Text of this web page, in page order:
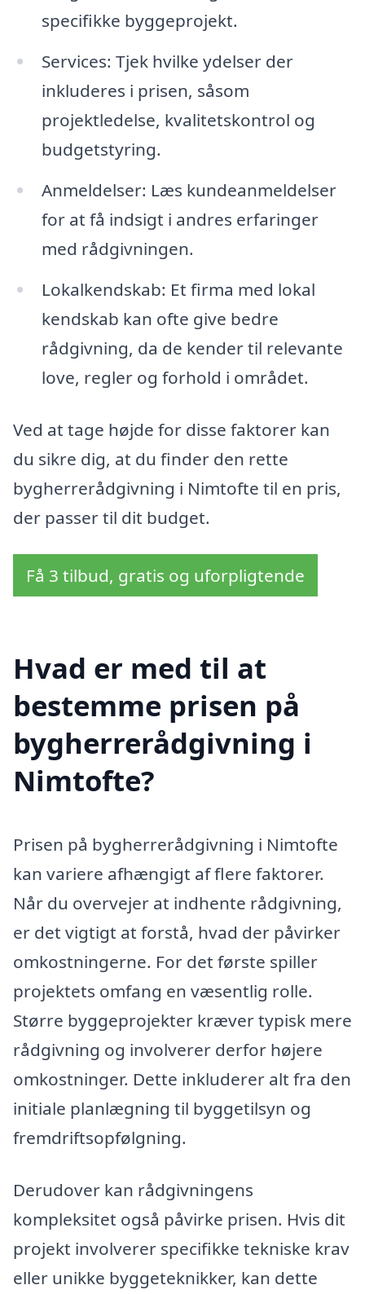
specifikke byggeprojekt.
Services: Tjek hvilke ydelser der
inkluderes i prisen, såsom
projektledelse, kvalitetskontrol og
budgetstyring.
Anmeldelser: Læs kundeanmeldelser
for at få indsigt i andres erfaringer
med rådgivningen.
Lokalkendskab: Et firma med lokal
kendskab kan ofte give bedre
rådgivning, da de kender til relevante
love, regler og forhold i området.
Ved at tage højde for disse faktorer kan
du sikre dig, at du finder den rette
bygherrerådgivning i Nimtofte til en pris,
der passer til dit budget.
Få 3 tilbud, gratis og uforpligtende
Hvad er med til at
bestemme prisen på
bygherrerådgivning i
Nimtofte?
Prisen på bygherrerådgivning i Nimtofte
kan variere afhængigt af flere faktorer.
Når du overvejer at indhente rådgivning,
er det vigtigt at forstå, hvad der påvirker
omkostningerne. For det første spiller
projektets omfang en væsentlig rolle.
Større byggeprojekter kræver typisk mere
rådgivning og involverer derfor højere
omkostninger. Dette inkluderer alt fra den
initiale planlægning til byggetilsyn og
fremdriftsopfølgning.
Derudover kan rådgivningens
kompleksitet også påvirke prisen. Hvis dit
projekt involverer specifikke tekniske krav
eller unikke byggeteknikker, kan dette